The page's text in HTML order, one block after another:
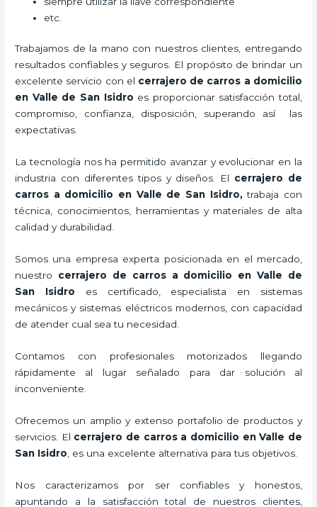
etc.
Trabajamos de la mano con nuestros clientes, entregando
resultados confiables y seguros. El propósito de brindar un
excelente servicio con el cerrajero de carros a domicilio
en Valle de San Isidro es proporcionar satisfacción total,
compromiso, confianza, disposición, superando así las
expectativas.
La tecnología nos ha permitido avanzar y evolucionar en la
industria con diferentes tipos y diseños. El cerrajero de
carros a domicilio en Valle de San Isidro,trabaja con
técnica, conocimientos, herramientas y materiales de alta
calidad y durabilidad.
Somos una empresa experta posicionada en el mercado,
nuestro cerrajero de carros a domicilio en Valle de
San Isidro es certificado, especialista en sistemas
mecánicos y sistemas eléctricos modernos, con capacidad
de atender cual sea tu necesidad.
Contamos con profesionales motorizados llegando
rápidamente al lugar señalado para dar solución al
inconveniente.
Ofrecemos un amplio y extenso portafolio de productos y
servicios. El cerrajero de carros a domicilio en Valle de
San Isidro , es una excelente alternativa para tus objetivos.
Nos caracterizamos por ser confiables y honestos,
apuntando a la satisfacción total de nuestros clientes,